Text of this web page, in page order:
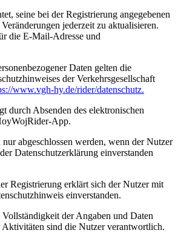
seine bei der Registrierung angegebenen
jederzeit zu aktualisieren.
die E-Mail-Adresse und
Daten gelten die
der Verkehrsgesellschaft
www.vgh-hy.de/rider/datenschutz.
durch Absenden des elektronischen
App.
abgeschlossen werden, wenn der Nutzer
Datenschutzerklärung einverstanden
Registrierung erklärt sich der Nutzer mit
einverstanden.
der Angaben und Daten
Aktivitäten sind die Nutzer verantwortlich.